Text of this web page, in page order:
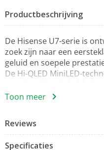
Productbeschrijving
De Hisense U7-serie is
zoek zijn naar een
geluid en soepele
De Hi-QLED MiniLED-
de Pantone Validated-
Aangedreven door de Hi-
U7 zowel beeld als geluid
realtime. AI Picture, AI 4K
Toon meer
Reviews
Specificaties